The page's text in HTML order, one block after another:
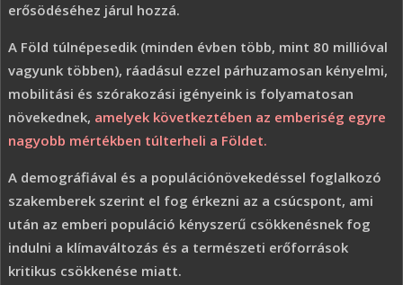
erősödéséhez járul hozzá.
A Föld túlnépesedik (minden évben több, mint 80 millióval
vagyunk többen), ráadásul ezzel párhuzamosan kényelmi,
mobilitási és szórakozási igényeink is folyamatosan
növekednek, amelyek következtében az emberiség egyre
nagyobb mértékben túlterheli a Földet.
A demográfiával és a populációnövekedéssel foglalkozó
szakemberek szerint el fog érkezni az a csúcspont, ami
után az emberi populáció kényszerű csökkenésnek fog
indulni a klímaváltozás és a természeti erőforrások
kritikus csökkenése miatt.